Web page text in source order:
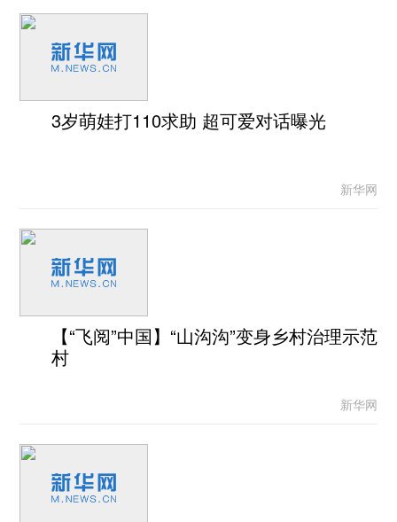
3岁萌娃打110求助 超可爱对话曝光
新华网
【“飞阅”中国】“山沟沟”变身乡村治理示范
村
新华网